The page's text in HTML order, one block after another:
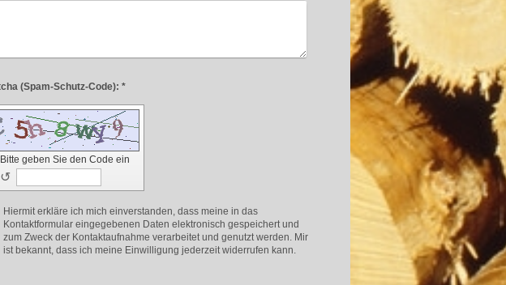
Captcha (Spam-Schutz-Code): *
Bitte geben Sie den Code ein
↺
Hiermit erkläre ich mich einverstanden, dass meine in das
Kontaktformular eingegebenen Daten elektronisch gespeichert und
zum Zweck der Kontaktaufnahme verarbeitet und genutzt werden. Mir
ist bekannt, dass ich meine Einwilligung jederzeit widerrufen kann.